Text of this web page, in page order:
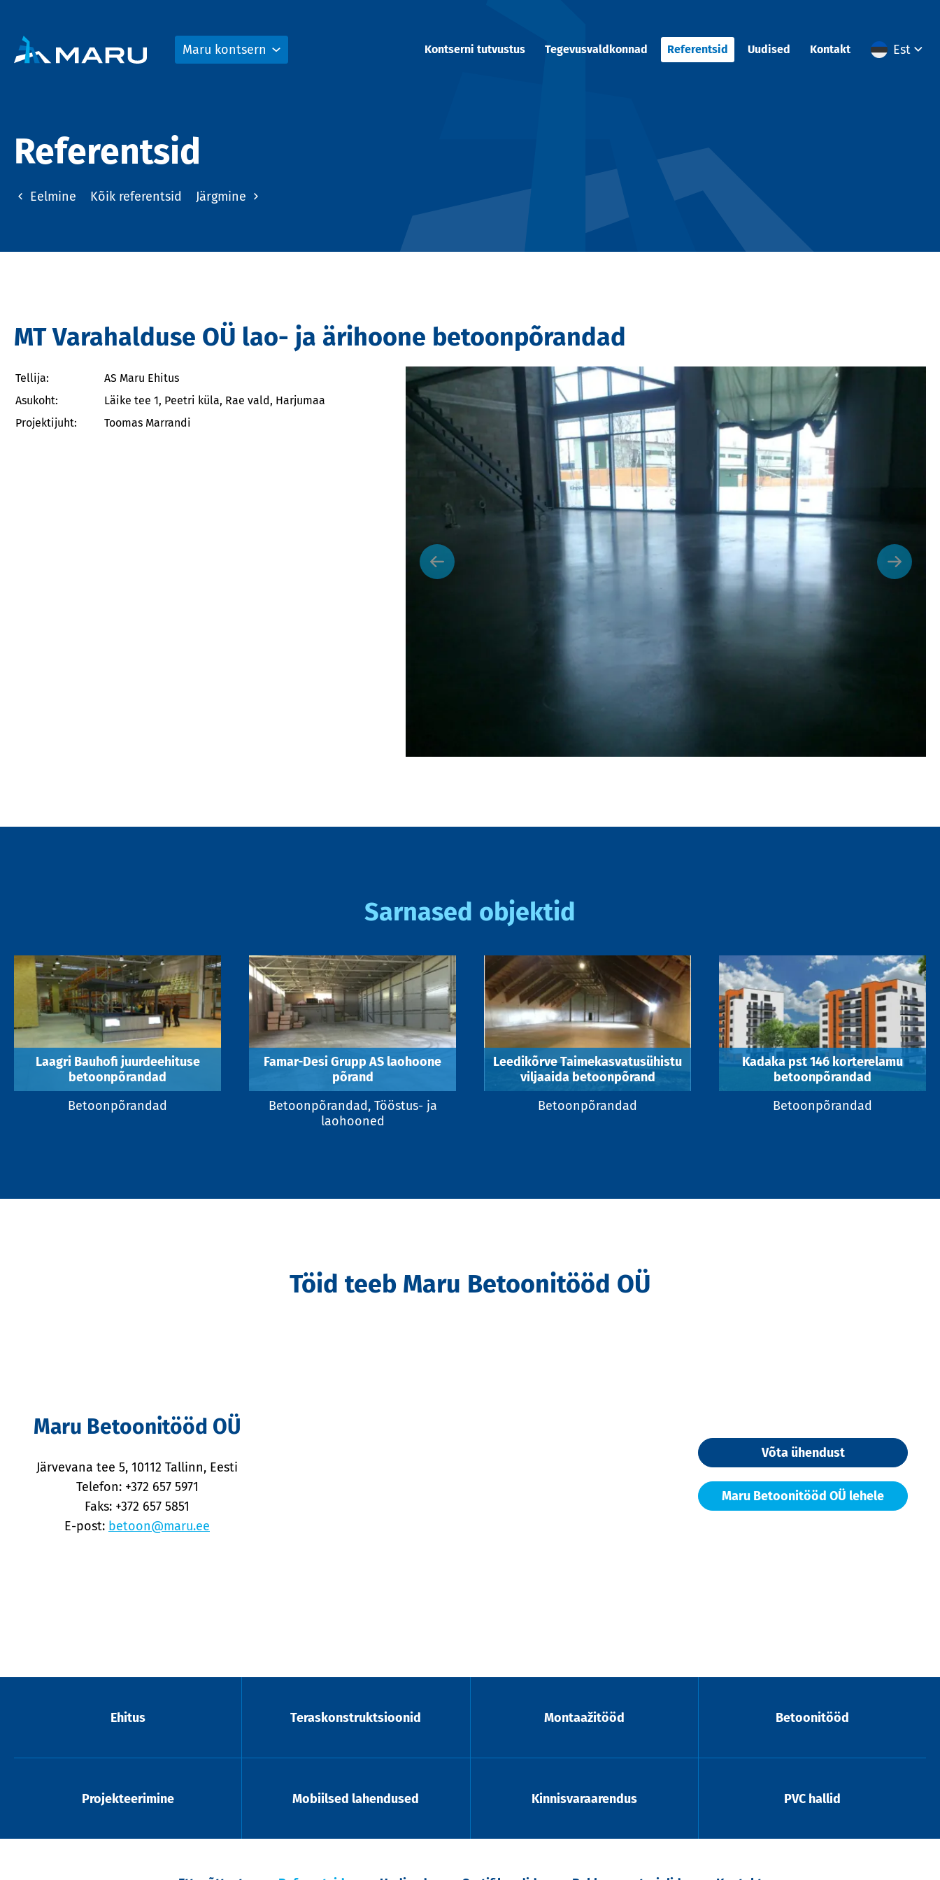
Maru kontsern Kontserni tutvustus Tegevusvaldkonnad Referentsid Uudised Kontakt Est
Referentsid
Eelmine Kõik referentsid Järgmine
MT Varahalduse OÜ lao- ja ärihoone betoonpõrandad
Tellija:
AS Maru Ehitus
Asukoht:
Läike tee 1, Peetri küla, Rae vald, Harjumaa
Projektijuht:
Toomas Marrandi
Sarnased objektid
Laagri Bauhofi juurdeehituse
betoonpõrandad
Betoonpõrandad
Famar-Desi Grupp AS laohoone
põrand
Betoonpõrandad, Tööstus- ja
laohooned
Leedikõrve Taimekasvatusühistu
viljaaida betoonpõrand
Betoonpõrandad
Kadaka pst 146 korterelamu
betoonpõrandad
Betoonpõrandad
Töid teeb Maru Betoonitööd OÜ
Maru Betoonitööd OÜ
Järvevana tee 5, 10112 Tallinn, Eesti
Telefon: +372 657 5971
Faks: +372 657 5851
E-post: betoon@maru.ee
Võta ühendust
Maru Betoonitööd OÜ lehele
Ehitus Teraskonstruktsioonid Montaažitööd Betoonitööd
Projekteerimine Mobiilsed lahendused Kinnisvaraarendus PVC hallid